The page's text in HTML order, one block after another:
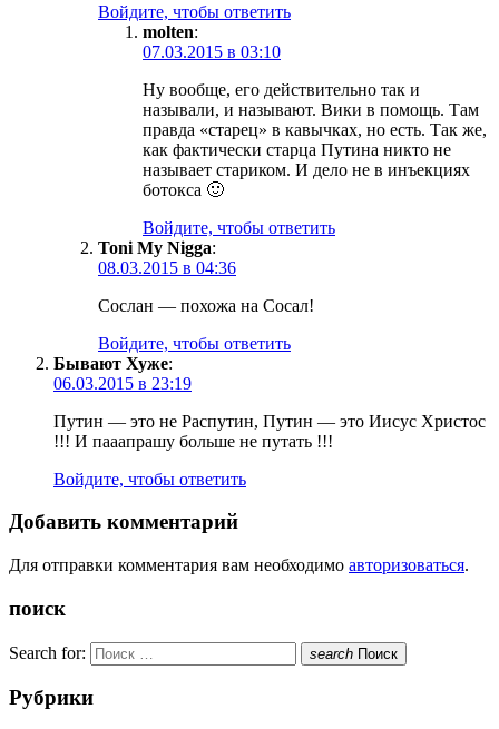
Войдите, чтобы ответить
molten:
07.03.2015 в 03:10
Ну вообще, его действительно так и
называли, и называют. Вики в помощь. Там
правда «старец» в кавычках, но есть. Так же,
как фактически старца Путина никто не
называет стариком. И дело не в инъекциях
ботокса 🙂
Войдите, чтобы ответить
Toni My Nigga:
08.03.2015 в 04:36
Сослан — похожа на Сосал!
Войдите, чтобы ответить
Бывают Хуже:
06.03.2015 в 23:19
Путин — это не Распутин, Путин — это Иисус Христос
!!! И пааапрашу больше не путать !!!
Войдите, чтобы ответить
Добавить комментарий
Для отправки комментария вам необходимо авторизоваться.
поиск
Search for: search Поиск
Рубрики